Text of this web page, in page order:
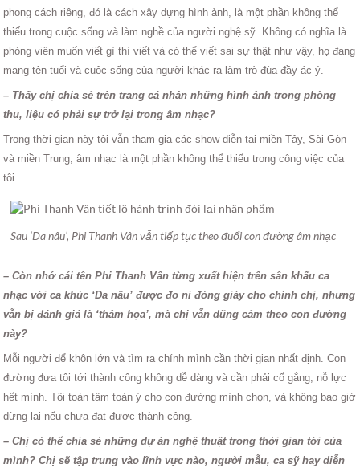
phong cách riêng, đó là cách xây dựng hình ảnh, là một phần không thể
thiếu trong cuộc sống và làm nghề của người nghệ sỹ. Không có nghĩa là
phóng viên muốn viết gì thì viết và có thể viết sai sự thật như vậy, họ đang
mang tên tuổi và cuộc sống của người khác ra làm trò đùa đầy ác ý.
– Thấy chị chia sẻ trên trang cá nhân những hình ảnh trong phòng
thu, liệu có phải sự trở lại trong âm nhạc?
Trong thời gian này tôi vẫn tham gia các show diễn tại miền Tây, Sài Gòn
và miền Trung, âm nhạc là một phần không thể thiếu trong công việc của
tôi.
Sau ‘Da nâu’, Phi Thanh Vân vẫn tiếp tục theo đuổi con đường âm nhạc
– Còn nhớ cái tên Phi Thanh Vân từng xuất hiện trên sân khấu ca
nhạc với ca khúc ‘Da nâu’ được đo ni đóng giày cho chính chị, nhưng
vẫn bị đánh giá là ‘thảm họa’, mà chị vẫn dũng cảm theo con đường
này?
Mỗi người để khôn lớn và tìm ra chính mình cần thời gian nhất định. Con
đường đưa tôi tới thành công không dễ dàng và cần phải cố gắng, nỗ lực
hết mình. Tôi toàn tâm toàn ý cho con đường mình chọn, và không bao giờ
dừng lại nếu chưa đạt được thành công.
– Chị có thể chia sẻ những dự án nghệ thuật trong thời gian tới của
mình? Chị sẽ tập trung vào lĩnh vực nào, người mẫu, ca sỹ hay diễn